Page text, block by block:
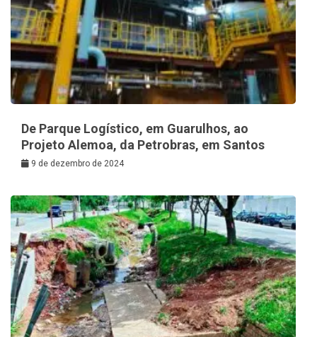
De Parque Logístico, em Guarulhos, ao
Projeto Alemoa, da Petrobras, em Santos
9 de dezembro de 2024